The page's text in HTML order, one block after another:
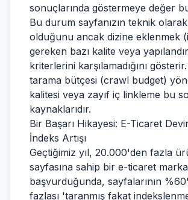
sonuçlarında göstermeye değer
Bu durum sayfanızın teknik
olduğunu ancak dizine eklenmek
gereken bazı kalite veya
kriterlerini karşılamadığını
tarama bütçesi (crawl budget)
kalitesi veya zayıf iç linkleme bu
kaynaklarıdır.
Bir Başarı Hikayesi: E-Ticaret
İndeks Artışı
Geçtiğimiz yıl, 20.000'den fazla
sayfasına sahip bir e-ticaret
başvurduğunda, sayfalarının
fazlası 'taranmış fakat